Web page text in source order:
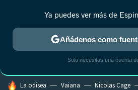
ESTRENOS REALITY
HOY SE HABLA DE
La odisea Vaiana Nicolas Cage
Ya puedes ver más de
Añádenos como
Solo necesitas una cuenta